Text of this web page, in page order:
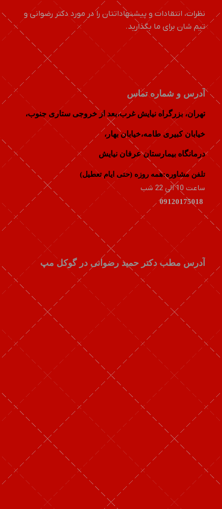
نظرات، انتقادات و پیشنهاداتتان را در مورد دکتر رضوانی و
تیم شان برای ما بگذارید.
آدرس و شماره تماس
تهران، بزرگراه نیایش غرب،بعد از خروجی ستاری جنوب،
خيابان كبيری طامه،خیابان بهار،
درمانگاه بیمارستان عرفان نیایش
تلفن مشاوره:همه روزه (حتی ایام تعطیل)
ساعت 10 الی 22 شب
آدرس مطب دکتر حمید رضوانی در گوکل مپ